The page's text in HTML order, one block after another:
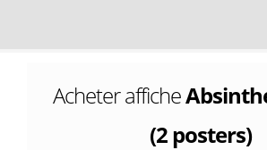
Acheter affiche
(2 posters)